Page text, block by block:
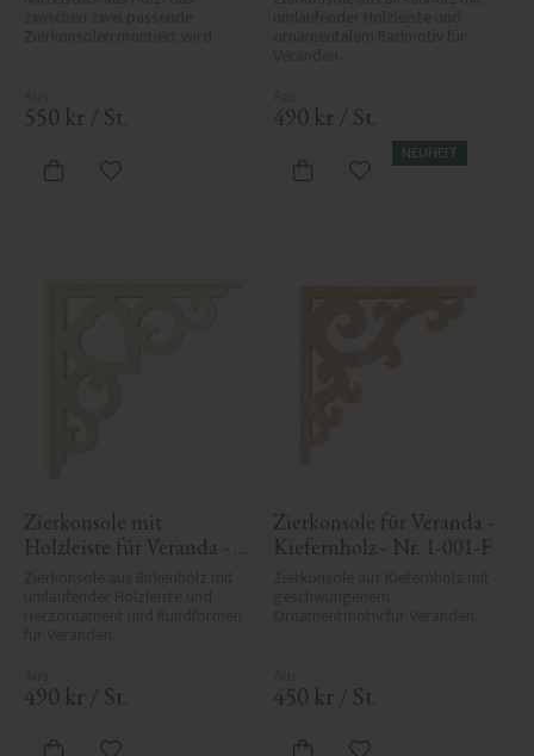
550 kr / St.
Zu Favoriten hinzufügen
490 kr / St.
NEUHEIT
Zu Favoriten
Zierkonsole mit
Holzleiste für Veranda -
490 kr / St.
Zierkonsole für Veranda -
Kiefernholz - Nr. 1-001-F
450 kr / St.